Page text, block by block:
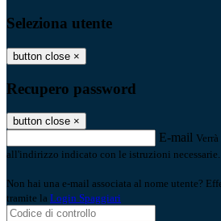
Seleziona utente
button close ×
Recupero password
button close ×
E-mail
all'indirizzo indicato con le istruzioni necessarie.
Non hai una e-mail associata al nome utente?
tramite la Login Spaggiari